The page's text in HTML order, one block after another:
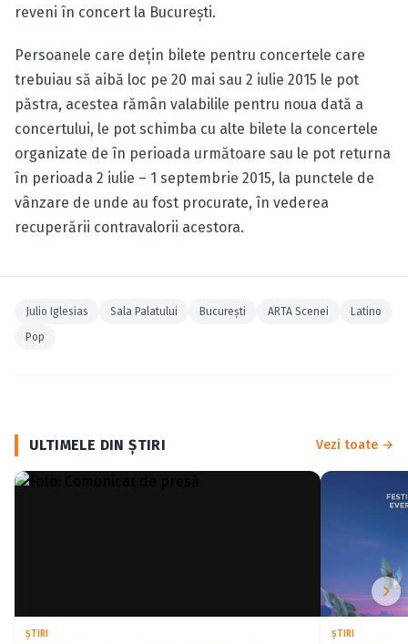
reveni în concert la Bucureşti.
Persoanele care deţin bilete pentru concertele care
trebuiau să aibă loc pe 20 mai sau 2 iulie 2015 le pot
păstra, acestea rămân valabilile pentru noua dată a
concertului, le pot schimba cu alte bilete la concertele
organizate de în perioada următoare sau le pot returna
în perioada 2 iulie – 1 septembrie 2015, la punctele de
vânzare de unde au fost procurate, în vederea
recuperării contravalorii acestora.
Julio Iglesias Sala Palatului Bucureşti ARTA Scenei
Latino
Pop
ULTIMELE DIN ŞTIRI Vezi toate →
ŞTIRI ŞTIRI